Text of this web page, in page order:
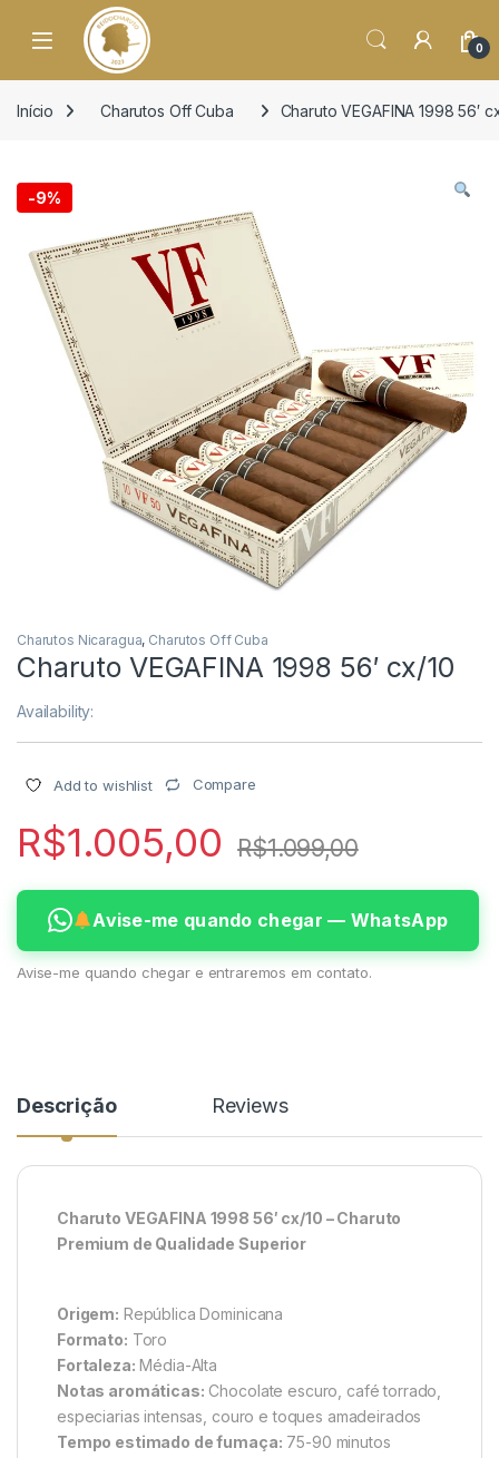
Open 0
Início Charutos Off Cuba Charuto VEGAFINA 1998 56′
-9%
Charutos Nicaragua, Charutos Off Cuba
Charuto VEGAFINA 1998 56′ cx/10
Availability:
Add to wishlist Compare
R$1.005,00 R$1.099,00
Avise-me quando chegar — WhatsApp
Avise-me quando chegar e entraremos em contato.
Descrição Reviews
Charuto VEGAFINA 1998 56′ cx/10 – Charuto
Premium de Qualidade Superior
Origem: República Dominicana
Formato: Toro
Fortaleza: Média-Alta
Notas aromáticas: Chocolate escuro, café torrado,
especiarias intensas, couro e toques amadeirados
Tempo estimado de fumaça: 75-90 minutos